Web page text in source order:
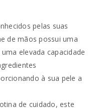
pelas suas
de mãos possui uma
elevada capacidade
à sua pele a
de cuidado, este